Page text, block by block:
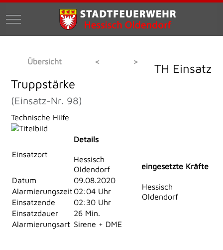
Mobile Menu Toggle
Übersicht < >
TH Einsatz
Truppstärke
(Einsatz-Nr. 98)
Technische Hilfe
Einsatzort
Details
Hessisch
Oldendorf
Datum
09.08.2020
Alarmierungszeit 02:04 Uhr
Einsatzende
02:30 Uhr
Einsatzdauer
26 Min.
Alarmierungsart Sirene + DME
eingesetzte Kräfte
Hessisch
Oldendorf